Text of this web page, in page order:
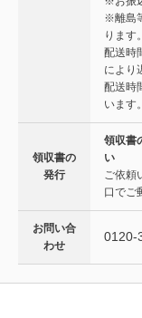
※離島
ります。
配送時
により
配送時
います。
領収書の
発行
領収書
い
ご依頼
口でご
お問い合
わせ
0120-